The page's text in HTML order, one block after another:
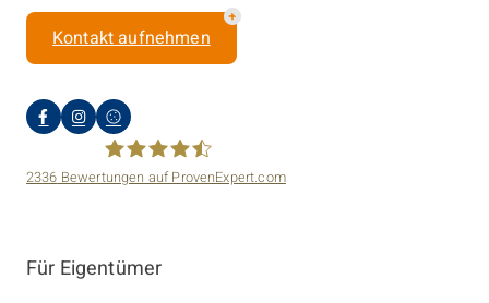
Kontakt aufnehmen
2336 Bewertungen auf ProvenExpert.com
Für Eigentümer